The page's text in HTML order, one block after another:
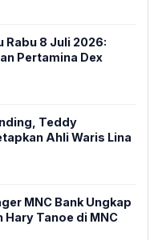
Rabu 8 Juli 2026:
Pertamina Dex
Teddy
Ahli Waris Lina
MNC Bank Ungkap
Hary Tanoe di MNC